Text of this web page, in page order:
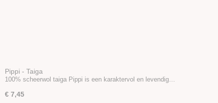
Pippi - Taiga
100% scheerwol taiga Pippi is een karaktervol en levendig…
€ 7,45